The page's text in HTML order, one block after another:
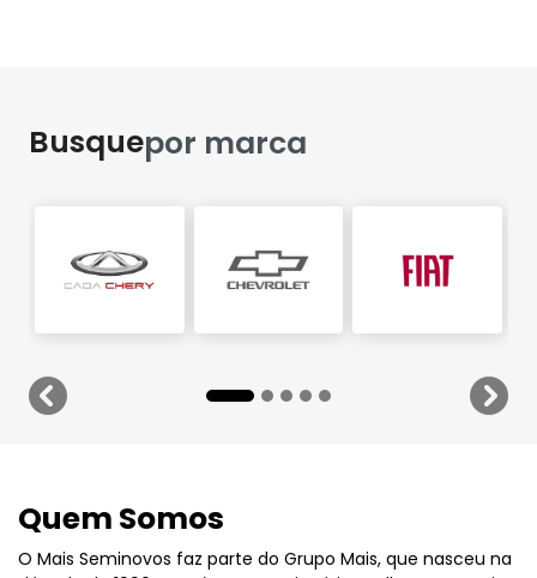
Busquepor marca
templates.template-
Quem Somos
O Mais Seminovos faz parte do Grupo Mais, que nasceu na